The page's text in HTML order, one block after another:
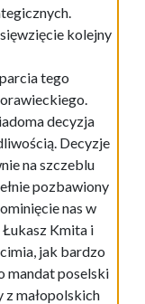
kolejny
tego
decyzja
Decyzje
na szczeblu
pozbawiony
nas w
Kmita i
jak bardzo
mandat poselski
z małopolskich